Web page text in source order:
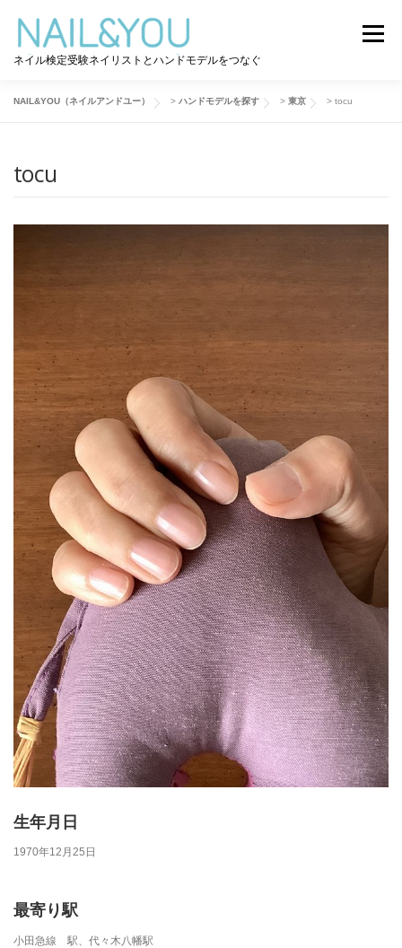
ネイル検定受験ネイリストとハンドモデルをつなぐ
メニュー
ハンドモデルを探す
NAIL&YOU（ネイルアンドユー） > ハンドモデルを探す > 東京 > tocu
tocu
生年月日
1970年12月25日
最寄り駅
小田急線 駅、代々木八幡駅